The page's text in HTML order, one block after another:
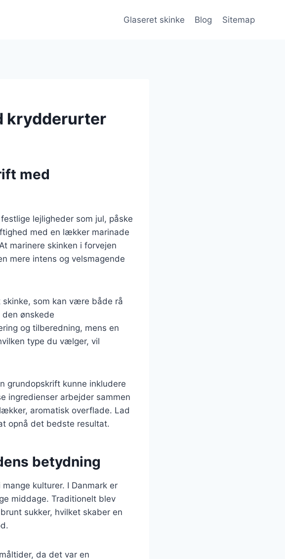
Glaseret skinke Blog Sitemap
krydderurter
med
lejligheder som jul, påske
med en lækker marinade
marinere skinken i forvejen
mere intens og velsmagende
skinke, som kan være både rå
ønskede
og tilberedning, mens en
type du vælger, vil
grundopskrift kunne inkludere
ingredienser arbejder sammen
aromatisk overflade. Lad
opnå det bedste resultat.
betydning
kulturer. I Danmark er
middage. Traditionelt blev
sukker, hvilket skaber en
da det var en